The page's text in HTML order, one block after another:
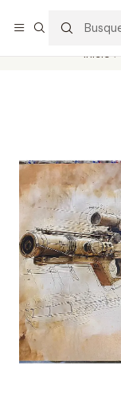
Inicio